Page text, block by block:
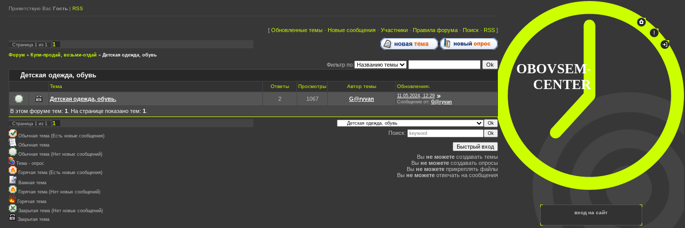
Приветствую Вас Гость | RSS
[ Обновленные темы · Новые сообщения · Участники · Правила форума · Поиск · RSS ]
Страница 1 из 1 1
Форум » Купи-продай, возьми-отдай » Детская одежда, обувь
Фильтр по:
Детская одежда, обувь
Тема Ответы Просмотры Автор темы Обновления↓
Детская одежда, обувь. 2 1067 G@ryvan
11.05.2024, 12:29
Сообщение от: G@ryvan
В этом форуме тем: 1 . На странице показано тем: 1
Страница 1 из 1 1
Обычная тема (Есть новые сообщения)
Обычная тема
Обычная тема (Нет новых сообщений)
Тема - опрос
Горячая тема (Есть новые сообщения)
Важная тема
Горячая тема (Нет новых сообщений)
Горячая тема
Закрытая тема (Нет новых сообщений)
Закрытая тема
Поиск:
Вы не можете создавать темы
Вы не можете создавать опросы
Вы не можете прикреплять файлы
Вы не можете отвечать на сообщения
OBOVSEM-
CENTER
вход на сайт